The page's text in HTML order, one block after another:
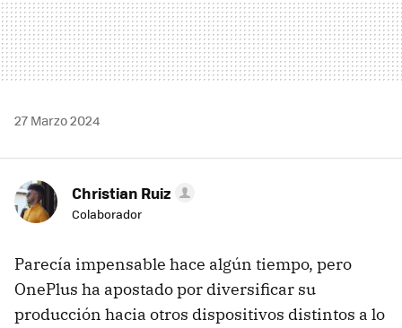
27 Marzo 2024
Christian Ruiz
Colaborador
Parecía impensable hace algún tiempo, pero
OnePlus ha apostado por diversificar su
producción hacia otros dispositivos distintos a lo